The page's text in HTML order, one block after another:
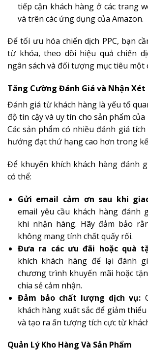
tiếp cận khách hàng ở các trang
và trên các ứng dụng của Amazon.
Để tối ưu hóa chiến dịch PPC, bạn
từ khóa, theo dõi hiệu quả chiến
ngân sách và đối tượng mục tiêu một
Tăng Cường Đánh Giá và Nhận Xét
Đánh giá từ khách hàng là yếu tố
độ tin cậy và uy tín cho sản phẩm
Các sản phẩm có nhiều đánh giá
hướng đạt thứ hạng cao hơn trong
Để khuyến khích khách hàng đánh
có thể:
Gửi email cảm ơn sau khi
email yêu cầu khách hàng đánh
khi nhận hàng. Hãy đảm bảo
không mang tính chất quấy rối.
Đưa ra các ưu đãi hoặc quà
khích khách hàng để lại đánh
chương trình khuyến mãi hoặc
chia sẻ cảm nhận.
Đảm bảo chất lượng dịch vụ:
khách hàng xuất sắc để giảm
và tạo ra ấn tượng tích cực từ
Quản Lý Kho Hàng Và Sản Phẩm